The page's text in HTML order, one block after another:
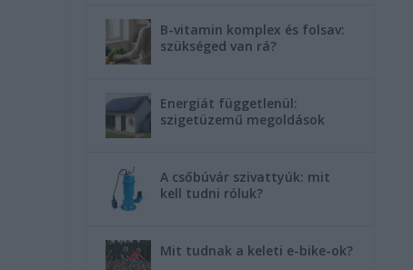
B-vitamin komplex és folsav:
szükséged van rá?
Energiát függetlenül:
szigetüzemű megoldások
A csőbúvár szivattyúk: mit
kell tudni róluk?
Mit tudnak a keleti e-bike-ok?